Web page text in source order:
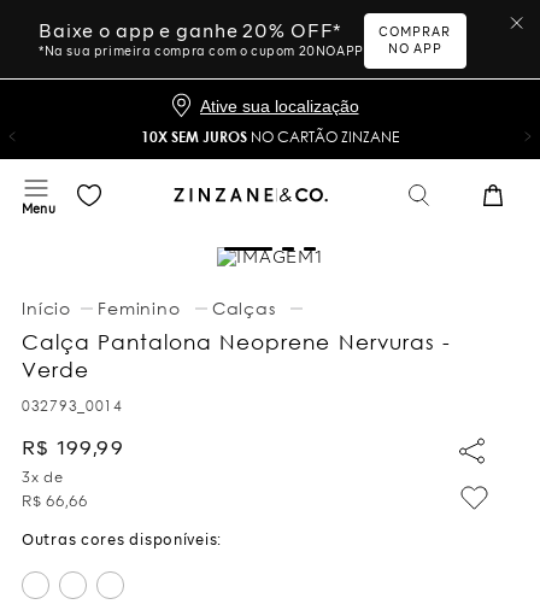
Baixe o app e ganhe 20% OFF*
*Na sua primeira compra com o cupom 20NOAPP
COMPRAR
NO APP
Ative sua localização
10X SEM JUROS NO CARTÃO ZINZANE
Feminino Calças
Calça Pantalona Neoprene Nervuras -
Verde
032793_0014
R$ 199,99
3x de
R$ 66,66